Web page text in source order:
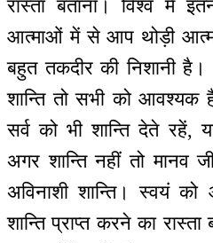
रास्ता बताना। विश्व में
आत्माओं में से आप थोड़ी
बहुत तकदीर की निशानी
शान्ति तो सभी को आवश्यक
सर्व को भी शान्ति देते रहें,
अगर शान्ति नहीं तो मानव
अविनाशी शान्ति। स्वयं
शान्ति प्राप्त करने का